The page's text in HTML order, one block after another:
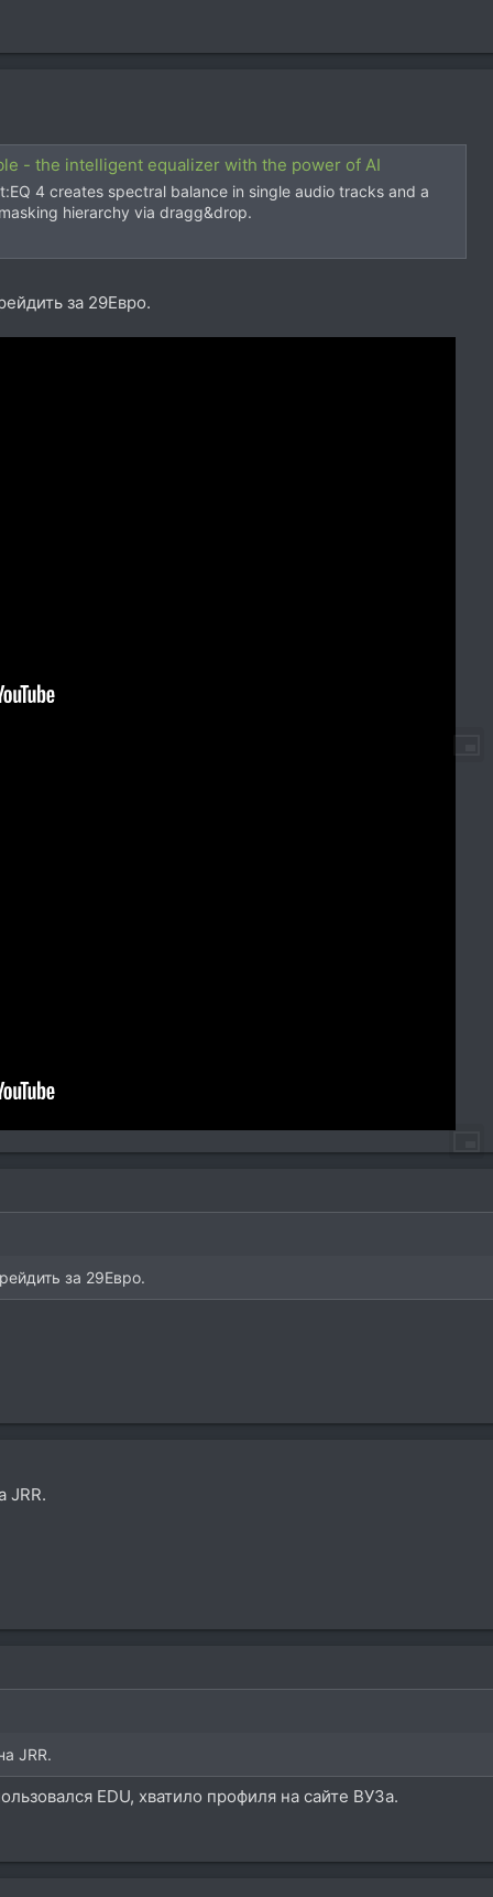
- the intelligent equalizer with the power of AI
4 creates spectral balance in single audio tracks and a
hierarchy via dragg&drop.
за 29Евро.
за 29Евро.
JRR.
JRR.
EDU, хватило профиля на сайте ВУЗа.